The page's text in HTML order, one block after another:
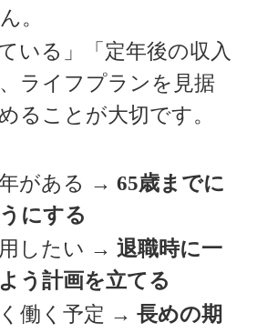
。
いる」「定年後の収入
ライフプランを見据
ることが大切です。
年がある →65歳までに
にする
用したい →退職時に一
う計画を立てる
く働く予定 →長めの期